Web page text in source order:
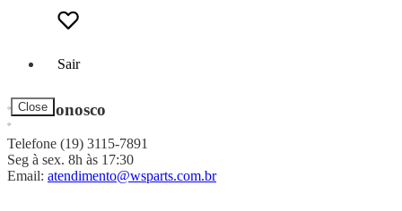
Sair
Close
Fale Conosco
Telefone (19) 3115-7891
Seg à sex. 8h às 17:30
Email: atendimento@wsparts.com.br